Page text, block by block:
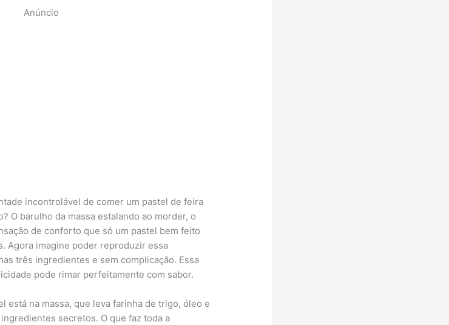
Anúncio
incontrolável de comer um pastel de feira
O barulho da massa estalando ao morder, o
de conforto que só um pastel bem feito
Agora imagine poder reproduzir essa
três ingredientes e sem complicação. Essa
pode rimar perfeitamente com sabor.
está na massa, que leva farinha de trigo, óleo e
secretos. O que faz toda a